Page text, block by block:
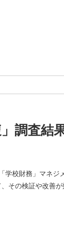
調査結
校財務」マネジ
その検証や改善